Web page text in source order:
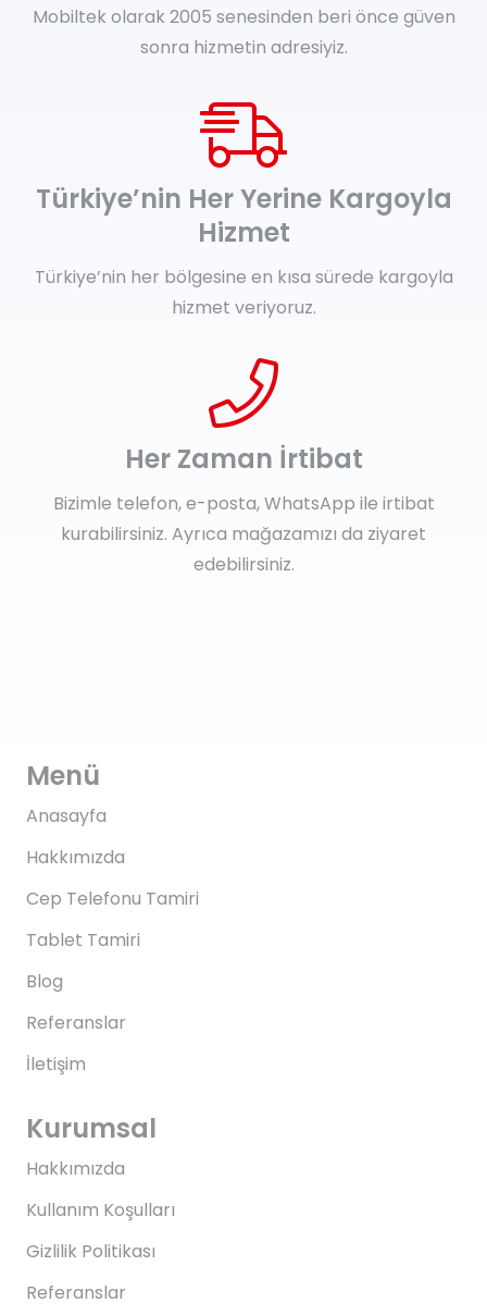
Mobiltek olarak 2005 senesinden beri önce güven
sonra hizmetin adresiyiz.
Türkiye’nin Her Yerine Kargoyla
Hizmet
Türkiye’nin her bölgesine en kısa sürede kargoyla
hizmet veriyoruz.
Her Zaman İrtibat
Bizimle telefon, e-posta, WhatsApp ile irtibat
kurabilirsiniz. Ayrıca mağazamızı da ziyaret
edebilirsiniz.
Menü
Anasayfa
Hakkımızda
Cep Telefonu Tamiri
Tablet Tamiri
Blog
Referanslar
İletişim
Kurumsal
Hakkımızda
Kullanım Koşulları
Gizlilik Politikası
Referanslar